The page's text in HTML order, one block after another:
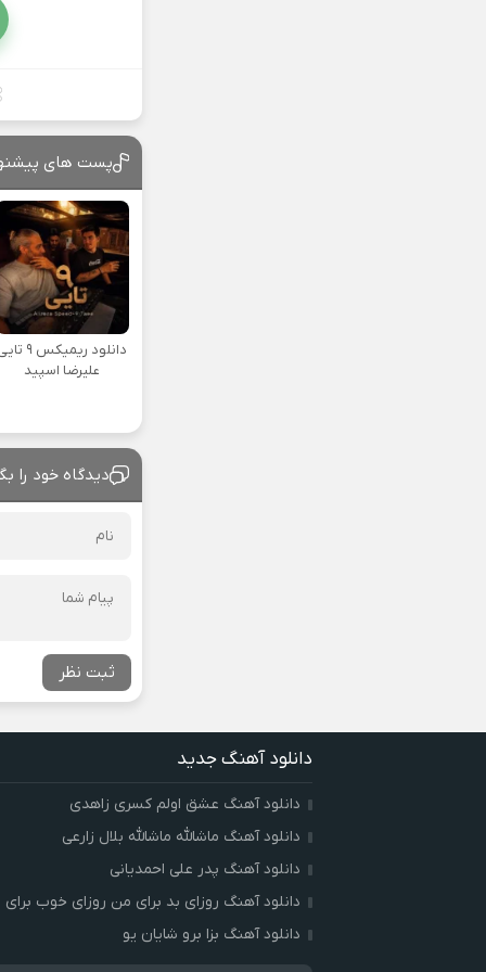
پست های
دانلود ریمیکس ۹
علیرضا اسپید
دیدگاه خود را
ثبت نظر
دانلود آهنگ جدید
دانلود آهنگ عشق اولم کسری زاهدی
دانلود آهنگ ماشالله ماشالله بلال زارعی
دانلود آهنگ پدر علی احمدیانی
دانلود آهنگ روزای بد برای من روزای خوب برای
دانلود آهنگ بزا برو شایان یو